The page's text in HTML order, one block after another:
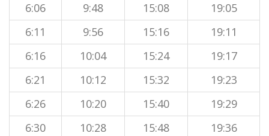
6:06
9:48 15:08
19:05
6:11
9:56 15:16
19:11
6:16
10:04 15:24
19:17
6:21
10:12 15:32
19:23
6:26
10:20 15:40
19:29
6:30
10:28 15:48
19:36